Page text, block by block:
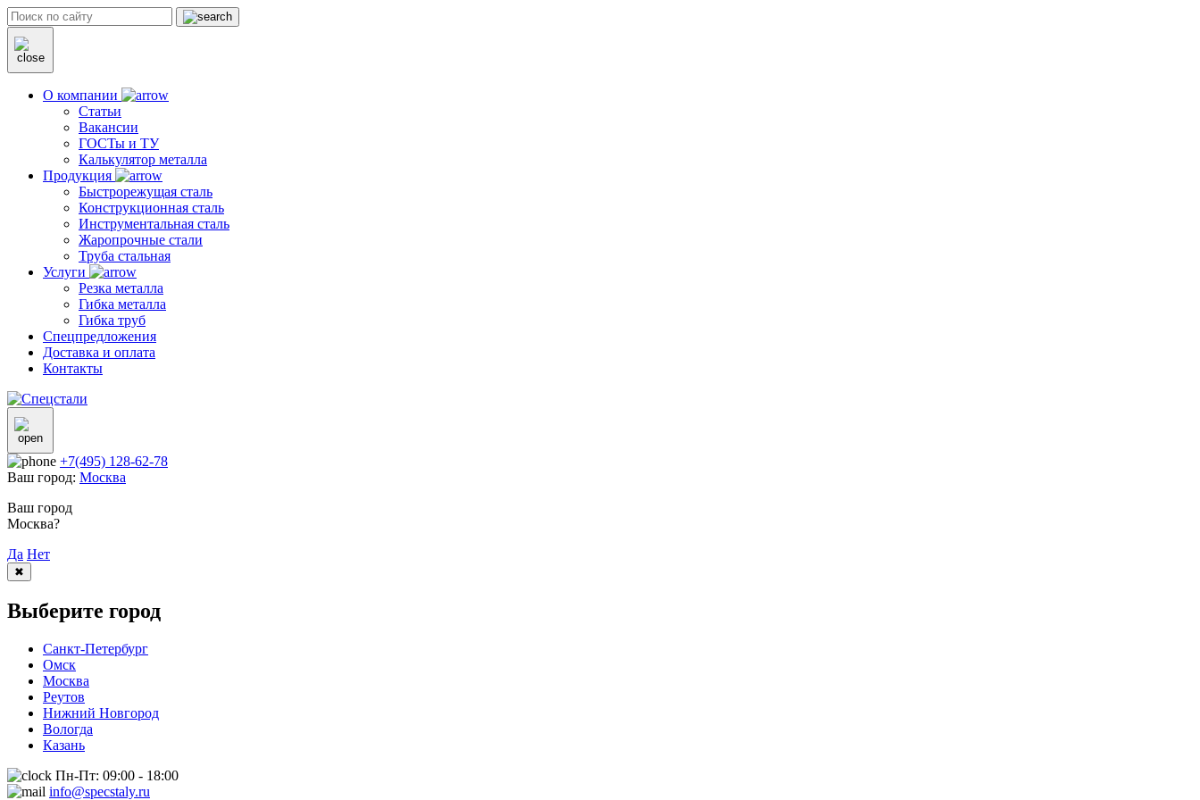
О компании
Статьи
Вакансии
ГОСТы и ТУ
Калькулятор металла
Продукция
Быстрорежущая сталь
Конструкционная сталь
Инструментальная сталь
Жаропрочные стали
Труба стальная
Услуги
Резка металла
Гибка металла
Гибка труб
Спецпредложения
Доставка и оплата
Контакты
+7(495) 128-62-78
Ваш город: Москва
Ваш город
Москва?
Да Нет
✖
Выберите город
Санкт-Петербург
Омск
Москва
Реутов
Нижний Новгород
Вологда
Казань
Пн-Пт: 09:00 - 18:00
info@specstaly.ru